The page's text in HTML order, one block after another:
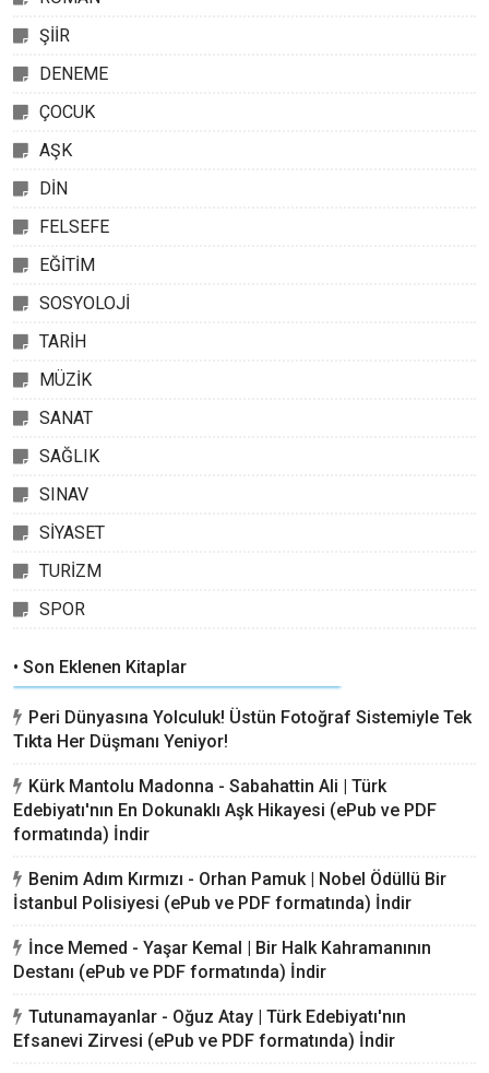
ŞİİR
DENEME
ÇOCUK
AŞK
DİN
FELSEFE
EĞİTİM
SOSYOLOJİ
TARİH
MÜZİK
SANAT
SAĞLIK
SINAV
SİYASET
TURİZM
SPOR
• Son Eklenen Kitaplar
Peri Dünyasına Yolculuk! Üstün Fotoğraf Sistemiyle Tek
Tıkta Her Düşmanı Yeniyor!
Kürk Mantolu Madonna - Sabahattin Ali | Türk
Edebiyatı'nın En Dokunaklı Aşk Hikayesi (ePub ve PDF
formatında) İndir
Benim Adım Kırmızı - Orhan Pamuk | Nobel Ödüllü Bir
İstanbul Polisiyesi (ePub ve PDF formatında) İndir
İnce Memed - Yaşar Kemal | Bir Halk Kahramanının
Destanı (ePub ve PDF formatında) İndir
Tutunamayanlar - Oğuz Atay | Türk Edebiyatı'nın
Efsanevi Zirvesi (ePub ve PDF formatında) İndir